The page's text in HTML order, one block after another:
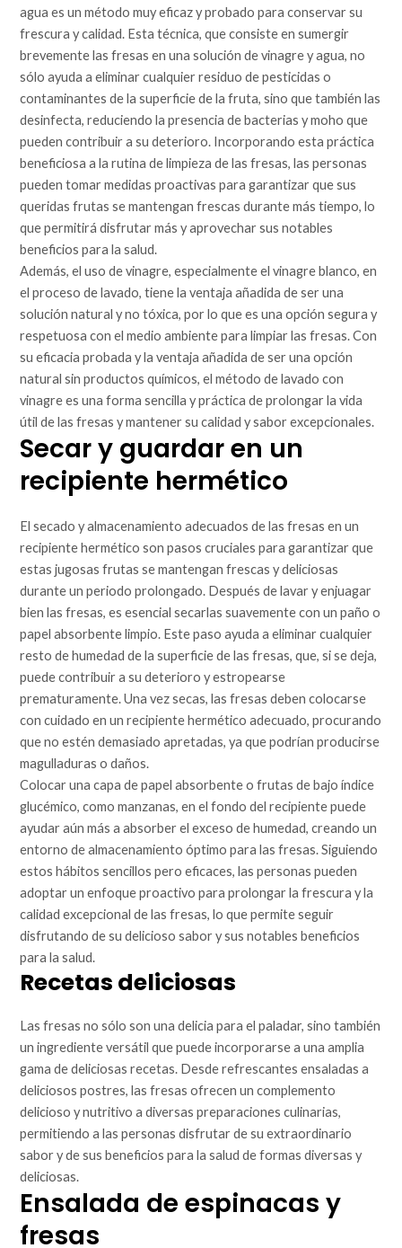
agua es un método muy eficaz y probado para conservar su
frescura y calidad. Esta técnica, que consiste en sumergir
brevemente las fresas en una solución de vinagre y agua, no
sólo ayuda a eliminar cualquier residuo de pesticidas o
contaminantes de la superficie de la fruta, sino que también las
desinfecta, reduciendo la presencia de bacterias y moho que
pueden contribuir a su deterioro. Incorporando esta práctica
beneficiosa a la rutina de limpieza de las fresas, las personas
pueden tomar medidas proactivas para garantizar que sus
queridas frutas se mantengan frescas durante más tiempo, lo
que permitirá disfrutar más y aprovechar sus notables
beneficios para la salud.
Además, el uso de vinagre, especialmente el vinagre blanco, en
el proceso de lavado, tiene la ventaja añadida de ser una
solución natural y no tóxica, por lo que es una opción segura y
respetuosa con el medio ambiente para limpiar las fresas. Con
su eficacia probada y la ventaja añadida de ser una opción
natural sin productos químicos, el método de lavado con
vinagre es una forma sencilla y práctica de prolongar la vida
útil de las fresas y mantener su calidad y sabor excepcionales.
Secar y guardar en un
recipiente hermético
El secado y almacenamiento adecuados de las fresas en un
recipiente hermético son pasos cruciales para garantizar que
estas jugosas frutas se mantengan frescas y deliciosas
durante un periodo prolongado. Después de lavar y enjuagar
bien las fresas, es esencial secarlas suavemente con un paño o
papel absorbente limpio. Este paso ayuda a eliminar cualquier
resto de humedad de la superficie de las fresas, que, si se deja,
puede contribuir a su deterioro y estropearse
prematuramente. Una vez secas, las fresas deben colocarse
con cuidado en un recipiente hermético adecuado, procurando
que no estén demasiado apretadas, ya que podrían producirse
magulladuras o daños.
Colocar una capa de papel absorbente o frutas de bajo índice
glucémico, como manzanas, en el fondo del recipiente puede
ayudar aún más a absorber el exceso de humedad, creando un
entorno de almacenamiento óptimo para las fresas. Siguiendo
estos hábitos sencillos pero eficaces, las personas pueden
adoptar un enfoque proactivo para prolongar la frescura y la
calidad excepcional de las fresas, lo que permite seguir
disfrutando de su delicioso sabor y sus notables beneficios
para la salud.
Recetas deliciosas
Las fresas no sólo son una delicia para el paladar, sino también
un ingrediente versátil que puede incorporarse a una amplia
gama de deliciosas recetas. Desde refrescantes ensaladas a
deliciosos postres, las fresas ofrecen un complemento
delicioso y nutritivo a diversas preparaciones culinarias,
permitiendo a las personas disfrutar de su extraordinario
sabor y de sus beneficios para la salud de formas diversas y
deliciosas.
Ensalada de espinacas y
fresas